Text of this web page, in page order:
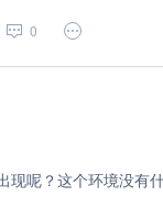
0
呢？这个环境没有